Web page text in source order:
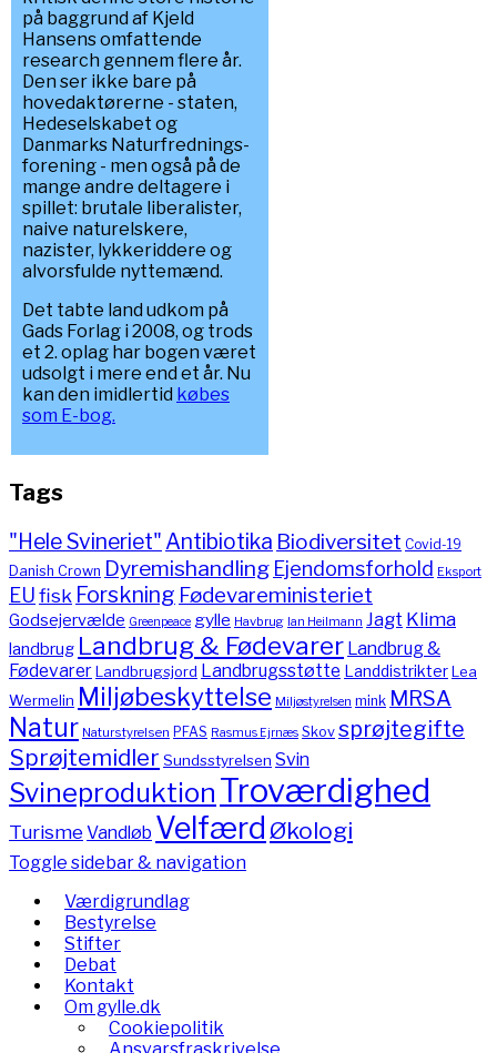
på baggrund af Kjeld
Hansens omfattende
research gennem flere år.
Den ser ikke bare på
hovedaktørerne - staten,
Hedeselskabet og
Danmarks Naturfrednings-
forening - men også på de
mange andre deltagere i
spillet: brutale liberalister,
naive naturelskere,
nazister, lykkeriddere og
alvorsfulde nyttemænd.
Det tabte land udkom på
Gads Forlag i 2008, og trods
et 2. oplag har bogen været
udsolgt i mere end et år. Nu
kan den imidlertid købes
som E-bog.
Tags
"Hele Svineriet" Antibiotika Biodiversitet Covid-19
Danish Crown Dyremishandling Ejendomsforhold Eksport
EUfisk Forskning Fødevareministeriet
Godsejervælde Greenpeace gylle Havbrug Ian Heilmann Jagt Klima
landbrug Landbrug & Fødevarer Landbrug &
FødevarerLandbrugsjord Landbrugsstøtte LanddistrikterLea
Wermelin Miljøbeskyttelse Miljøstyrelsen mink MRSA
Natur Naturstyrelsen PFAS Rasmus Ejrnæs Skov sprøjtegifte
Sprøjtemidler Sundsstyrelsen Svin
Svineproduktion Troværdighed
TurismeVandløb Velfærd Økologi
Toggle sidebar & navigation
Værdigrundlag
Bestyrelse
Stifter
Debat
Kontakt
Om gylle.dk
Cookiepolitik